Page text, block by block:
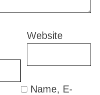
Website
Name, E-